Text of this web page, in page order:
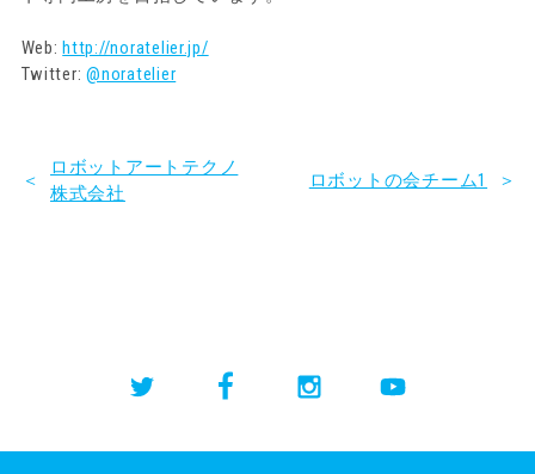
Web:http://noratelier.jp/
Twitter:@noratelier
＜
ロボットアートテクノ
株式会社
ロボットの会チーム1 ＞